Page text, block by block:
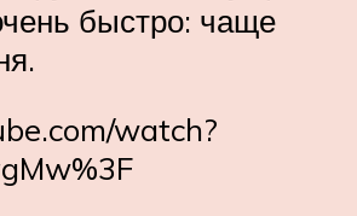
быстро: чаще
watch?